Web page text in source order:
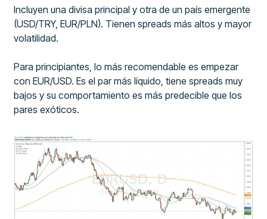
Incluyen una divisa principal y otra de un país emergente
(USD/TRY, EUR/PLN). Tienen spreads más altos y mayor
volatilidad.
Para principiantes, lo más recomendable es empezar
con EUR/USD. Es el par más líquido, tiene spreads muy
bajos y su comportamiento es más predecible que los
pares exóticos.